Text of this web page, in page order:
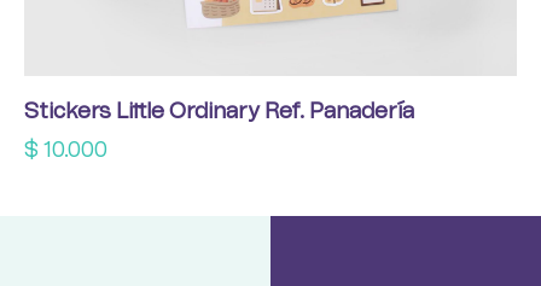
Stickers Little Ordinary Ref. Panadería
$ 10.000